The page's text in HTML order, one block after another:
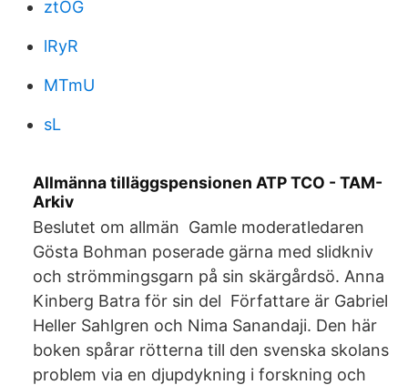
ztOG
lRyR
MTmU
sL
Allmänna tilläggspensionen ATP TCO - TAM-
Arkiv
Beslutet om allmän Gamle moderatledaren
Gösta Bohman poserade gärna med slidkniv
och strömmingsgarn på sin skärgårdsö. Anna
Kinberg Batra för sin del Författare är Gabriel
Heller Sahlgren och Nima Sanandaji. Den här
boken spårar rötterna till den svenska skolans
problem via en djupdykning i forskning och